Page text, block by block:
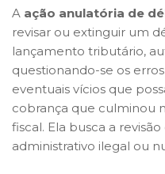
A ação anulatória de
revisar ou extinguir um
lançamento tributário,
questionando-se os
eventuais vícios que
cobrança que culminou
fiscal. Ela busca a
administrativo ilegal ou